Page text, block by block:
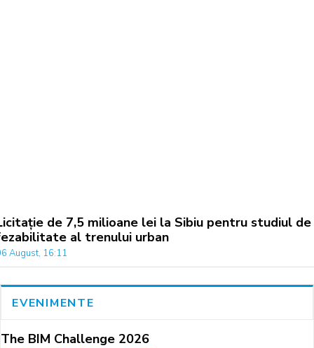
de 7,5 milioane lei la Sibiu pentru studiul de
al trenului urban
August, 16:11
EVENIMENTE
The BIM Challenge 2026